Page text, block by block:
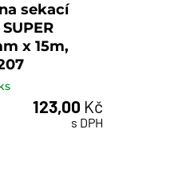
sekací
x 15m,
123,00 Kč
s DPH